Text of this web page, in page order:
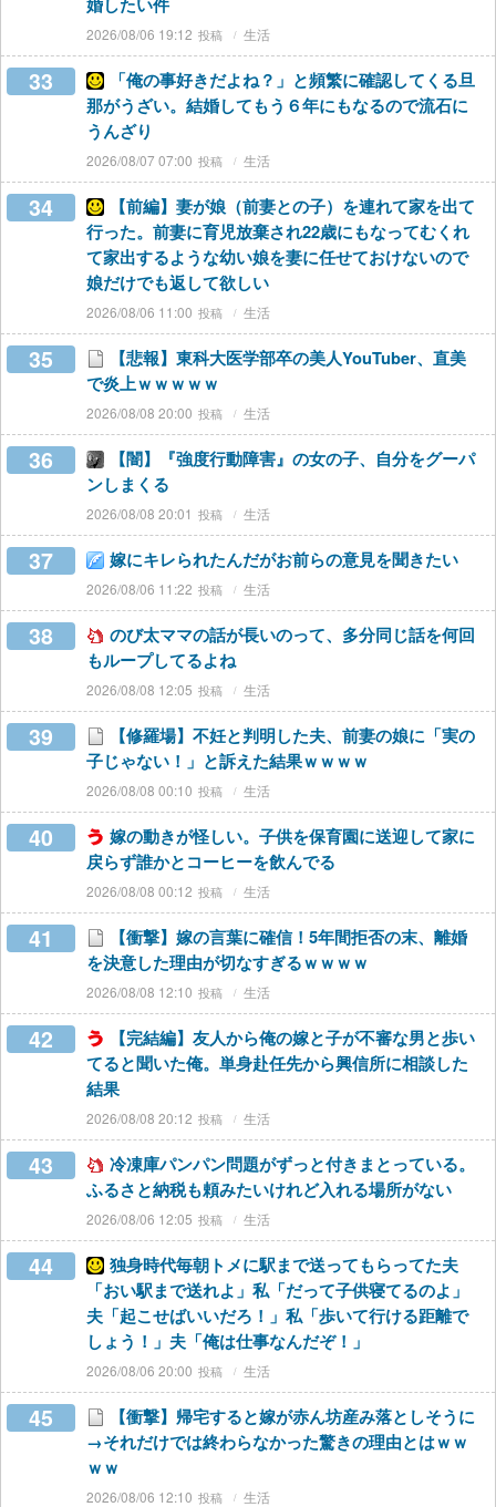
2026/08/06 19:12 生活
33
「俺の事好きだよね？」と頻繁に確認してくる旦
那がうざい。結婚してもう６年にもなるので流石に
うんざり
2026/08/07 07:00 生活
34
【前編】妻が娘（前妻との子）を連れて家を出て
行った。前妻に育児放棄され22歳にもなってむくれ
て家出するような幼い娘を妻に任せておけないので
娘だけでも返して欲しい
2026/08/06 11:00 生活
35
【悲報】東科大医学部卒の美人YouTuber、直美
で炎上ｗｗｗｗｗ
2026/08/08 20:00 生活
36
【闇】『強度行動障害』の女の子、自分をグーパ
ンしまくる
2026/08/08 20:01 生活
37 嫁にキレられたんだがお前らの意見を聞きたい
2026/08/06 11:22 生活
38
のび太ママの話が長いのって、多分同じ話を何回
もループしてるよね
2026/08/08 12:05 生活
39
【修羅場】不妊と判明した夫、前妻の娘に「実の
子じゃない！」と訴えた結果ｗｗｗｗ
2026/08/08 00:10 生活
40
嫁の動きが怪しい。子供を保育園に送迎して家に
戻らず誰かとコーヒーを飲んでる
2026/08/08 00:12 生活
41
【衝撃】嫁の言葉に確信！5年間拒否の末、離婚
を決意した理由が切なすぎるｗｗｗｗ
2026/08/08 12:10 生活
42
【完結編】友人から俺の嫁と子が不審な男と歩い
てると聞いた俺。単身赴任先から興信所に相談した
結果
2026/08/08 20:12 生活
43
冷凍庫パンパン問題がずっと付きまとっている。
ふるさと納税も頼みたいけれど入れる場所がない
2026/08/06 12:05 生活
44
独身時代毎朝トメに駅まで送ってもらってた夫
「おい駅まで送れよ」私「だって子供寝てるのよ」
夫「起こせばいいだろ！」私「歩いて行ける距離で
しょう！」夫「俺は仕事なんだぞ！」
2026/08/06 20:00 生活
45
【衝撃】帰宅すると嫁が赤ん坊産み落としそうに
→それだけでは終わらなかった驚きの理由とはｗｗ
ｗｗ
2026/08/06 12:10 生活